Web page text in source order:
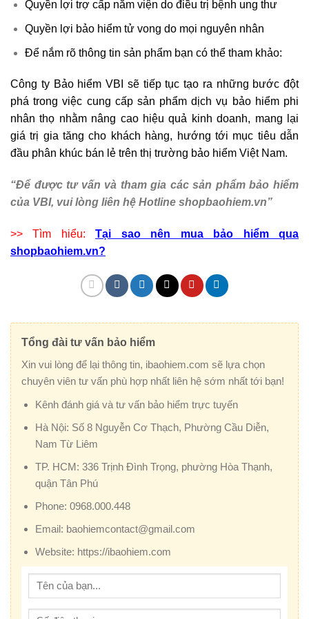
Quyền lợi trợ cấp nằm viện do điều trị bệnh ung thư
Quyền lợi bảo hiểm tử vong do mọi nguyên nhân
Để nắm rõ thông tin sản phẩm bạn có thể tham khảo:
Công ty Bảo hiểm VBI sẽ tiếp tục tạo ra những bước đột
phá trong việc cung cấp sản phẩm dịch vụ bảo hiểm phi
nhân thọ nhằm nâng cao hiệu quả kinh doanh, mang lại
giá trị gia tăng cho khách hàng, hướng tới mục tiêu dẫn
đầu phân khúc bán lẻ trên thị trường bảo hiểm Việt Nam.
“Để được tư vấn và tham gia các sản phẩm bảo hiểm
của VBI, vui lòng liên hệ Hotline shopbaohiem.vn”
>> Tìm hiểu:
Tại sao nên mua bảo hiểm qua
shopbaohiem.vn?
Tổng đài tư vấn bảo hiểm
Xin vui lòng để lại thông tin, ibaohiem.com sẽ lựa chọn
chuyên viên tư vấn phù hợp nhất liên hệ sớm nhất tới bạn!
Kênh đánh giá và tư vấn bảo hiểm trực tuyến
Hà Nội: Số 8 Nguyễn Cơ Thạch, Phường Cầu Diễn,
Nam Từ Liêm
TP. HCM: 336 Trịnh Đình Trọng, phường Hòa Thạnh,
quận Tân Phú
Phone: 0968.000.448
Email: baohiemcontact@gmail.com
Website: https://ibaohiem.com